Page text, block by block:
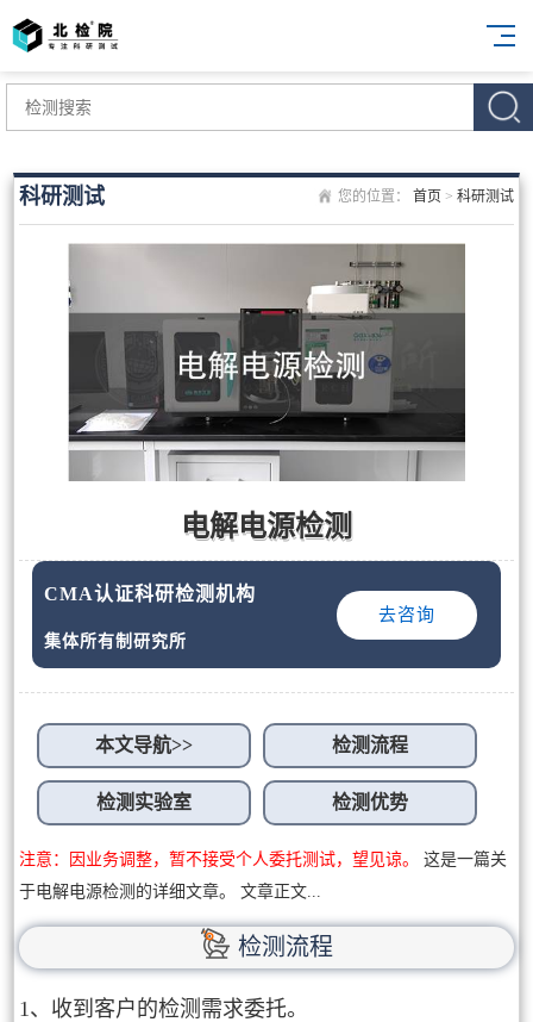
您的位置： 首页 > 科研测试
科研测试
电解电源检测
CMA认证科研检测机构
集体所有制研究所
去咨询
本文导航>> 检测流程
检测实验室 检测优势
注意：因业务调整，暂不接受个人委托测试，望见谅。
这是一篇关
于电解电源检测的详细文章。 文章正文...
检测流程
1、收到客户的检测需求委托。